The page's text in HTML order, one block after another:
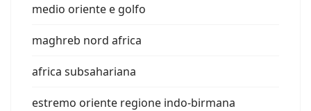
medio oriente e golfo
maghreb nord africa
africa subsahariana
estremo oriente regione indo-birmana